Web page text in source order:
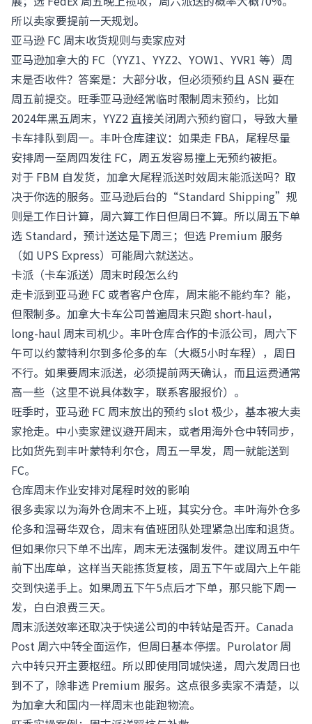
所以卖家要提前一天规划。
亚马逊 FC 周末收货规则与卖家应对
亚马逊加拿大的 FC（YYZ1、YYZ2、YOW1、YVR1 等）周
末是否收件？答案是：大部分收，但必须预约且 ASN 要在
周五前提交。旺季亚马逊经常临时限制周末预约，比如
2024年黑五周末，YYZ2 直接关闭周六预约窗口，导致大量
卡车排队到周一。丰叶仓库建议：如果走 FBA，尾程尽量
安排周一至周四发往 FC，周五发容易撞上无预约被拒。
对于 FBM 自发货，加拿大尾程派送时效周末能派送吗？取
决于你选的服务。亚马逊后台的“Standard Shipping”规
则是工作日计算，周六算工作日但周日不算。所以周五下单
选 Standard，预计送达是下周三；但选 Premium 服务
（如 UPS Express）可能周六就送达。
卡派（卡车派送）周末时段怎么约
走卡派到亚马逊 FC 或者客户仓库，周末能不能约车？能，
但限制多。加拿大卡车公司普遍周末只跑 short-haul，
long-haul 周末司机少。丰叶仓库合作的卡派公司，周六下
午可以约蒙特利尔到多伦多的车（大概5小时车程），周日
不行。如果要周末派送，必须提前两天确认，而且运费通常
高一些（这里不说具体数字，联系客服报价）。
旺季时，亚马逊 FC 周末放出的预约 slot 极少，基本被大卖
家抢走。中小卖家建议避开周末，或者用海外仓中转同步，
比如货先到丰叶蒙特利尔仓，周五一早发，周一就能送到
FC。
仓库周末作业安排对尾程时效的影响
很多卖家以为海外仓周末不上班，其实分仓。丰叶海外仓多
伦多和温哥华双仓，周末有值班团队处理紧急出库和退货。
但如果你只下单不出库，周末无法强制发件。建议周五中午
前下出库单，这样当天能拣货复核，周五下午或周六上午能
交到快递手上。如果周五下午5点后才下单，那只能下周一
发，白白浪费三天。
周末派送效率还取决于快递公司的中转站是否开。Canada
Post 周六中转全面运作，但周日基本停摆。Purolator 周
六中转只开主要枢纽。所以即使用同城快递，周六发周日也
到不了，除非选 Premium 服务。这点很多卖家不清楚，以
为加拿大和国内一样周末也能跑物流。